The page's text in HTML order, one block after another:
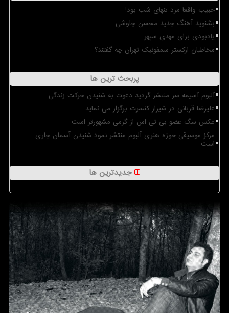
حبیب واقعا مرد تنهای شب بود!
بشنوید آهنگ جدید محسن چاوشی
یادبودی برای مهدی سپهر
مخاطبان ارکستر سمفونیک تهران چه گفتند؟
پربحث ترین ها
آلبوم آسیمه سر منتشر گردید دعوت به شنیدن حرکت زندگی
علیرضا قربانی در شیراز کنسرت برگزار می نماید
عکس سگ عضو بی تی اس از گرمی مشهورتر است
مرکز موسیقی حوزه هنری آلبوم منتشر نمود شنیدن آسمان جاری
است
جدیدترین ها